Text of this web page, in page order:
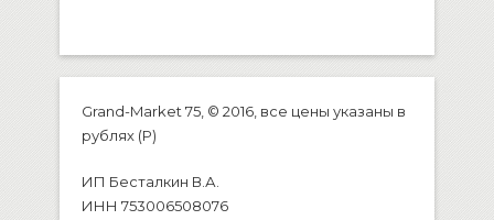
Grand-Market 75, © 2016, все цены указаны в
рублях (P)
ИП Бесталкин В.А.
ИНН 753006508076